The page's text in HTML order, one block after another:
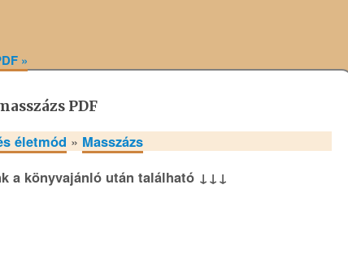
»
PDF
életmód » Masszázs
a könyvajánló után található ↓↓↓